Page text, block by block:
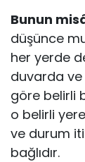
Bunun
düşünce
her yerde
duvarda ve
göre belirli
o belirli
ve durum
bağlıdır.